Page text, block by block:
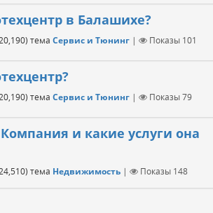
в Балашихе?
) тема Сервис и Тюнинг | Показы 101
) тема Сервис и Тюнинг | Показы79
и какие услуги она
) тема Недвижимость | Показы 148